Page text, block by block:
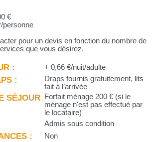
€
personne
pour un devis en fonction du nombre de
que vous désirez.
: + 0,66 €/nuit/adulte
:
Draps fournis gratuitement, lits
fait à l’arrivée
SÉJOUR
Forfait ménage 200 € (si le
ménage n'est pas effectué par
le locataire)
Admis sous condition
: Non